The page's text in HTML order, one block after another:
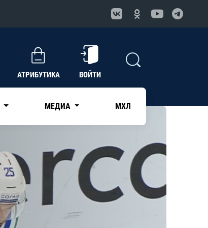
АТРИБУТИКА ВОЙТИ
МЕДИА МХЛ